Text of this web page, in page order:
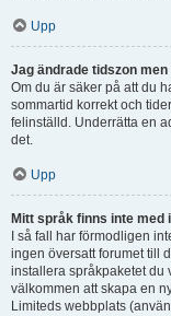
Upp
Jag ändrade tidszon
Om du är säker på att du
sommartid korrekt och
felinställd. Underrätta en
det.
Upp
Mitt språk finns inte med
I så fall har förmodligen
ingen översatt forumet till
installera språkpaketet du
välkommen att skapa en
Limiteds webbplats